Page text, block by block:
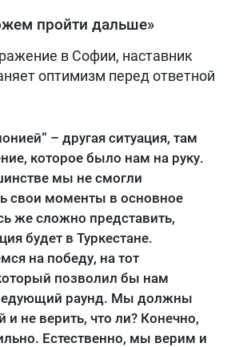
пройти дальше»
в Софии, наставник
оптимизм перед ответной
– другая ситуация, там
которое было нам на руку.
мы не смогли
свои моменты в основное
же сложно представить,
будет в Туркестане.
на победу, на тот
позволил бы нам
раунд. Мы должны
и не верить, что ли? Конечно,
Естественно, мы верим и